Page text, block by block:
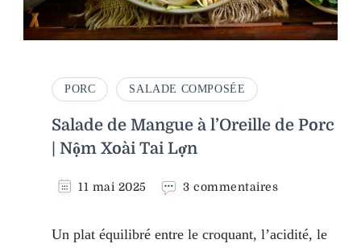
PORC SALADE COMPOSÉE
Salade de Mangue à l’Oreille de Porc
| Nộm Xoài Tai Lợn
11 mai 2025 3 commentairessur
Mangue
Un plat équilibré entre le croquant, l’acidité, le